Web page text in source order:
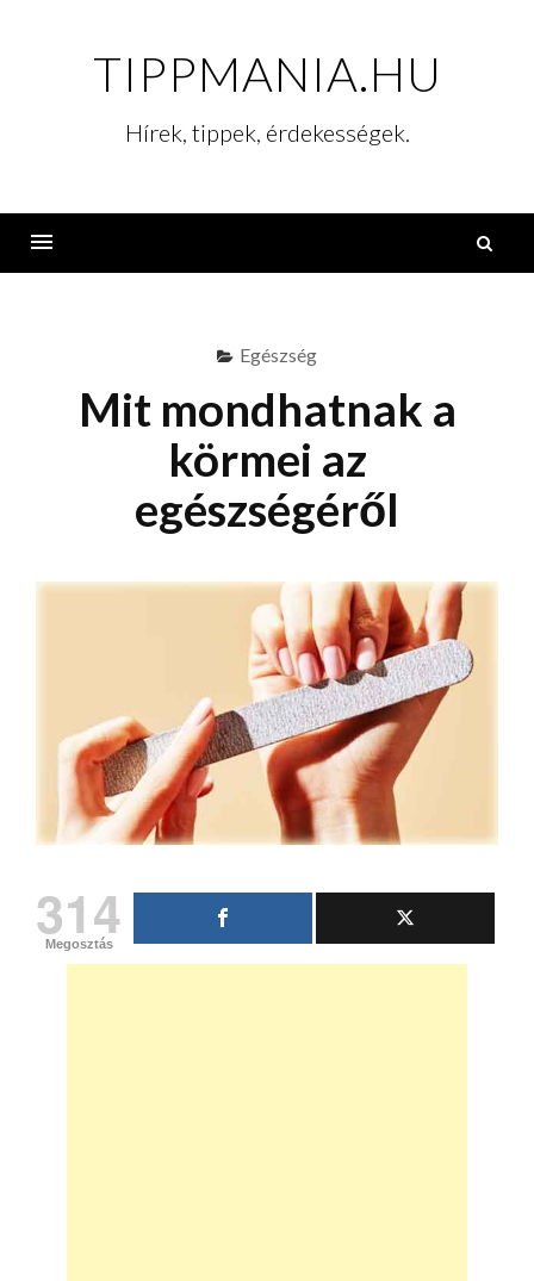
TIPPMANIA.HU
Hírek, tippek, érdekességek.
Egészség
Mit mondhatnak a
körmei az
egészségéről
314
Megosztás